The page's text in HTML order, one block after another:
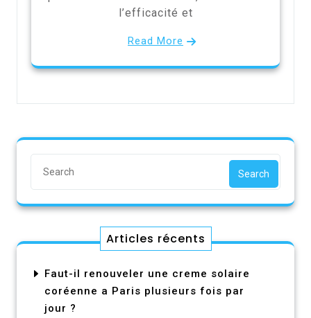
l’efficacité et
Read More
Search
Articles récents
Faut-il renouveler une creme solaire
coréenne a Paris plusieurs fois par
jour ?